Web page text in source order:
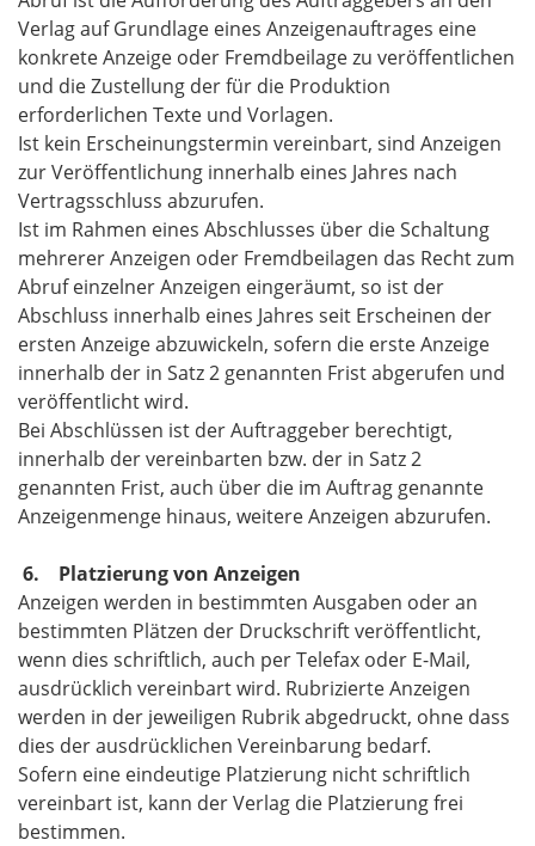
Verlag auf Grundlage eines Anzeigenauftrages eine
konkrete Anzeige oder Fremdbeilage zu veröffentlichen
und die Zustellung der für die Produktion
erforderlichen Texte und Vorlagen.
Ist kein Erscheinungstermin vereinbart, sind Anzeigen
zur Veröffentlichung innerhalb eines Jahres nach
Vertragsschluss abzurufen.
Ist im Rahmen eines Abschlusses über die Schaltung
mehrerer Anzeigen oder Fremdbeilagen das Recht zum
Abruf einzelner Anzeigen eingeräumt, so ist der
Abschluss innerhalb eines Jahres seit Erscheinen der
ersten Anzeige abzuwickeln, sofern die erste Anzeige
innerhalb der in Satz 2 genannten Frist abgerufen und
veröffentlicht wird.
Bei Abschlüssen ist der Auftraggeber berechtigt,
innerhalb der vereinbarten bzw. der in Satz 2
genannten Frist, auch über die im Auftrag genannte
Anzeigenmenge hinaus, weitere Anzeigen abzurufen.
6. Platzierung von Anzeigen
Anzeigen werden in bestimmten Ausgaben oder an
bestimmten Plätzen der Druckschrift veröffentlicht,
wenn dies schriftlich, auch per Telefax oder E-Mail,
ausdrücklich vereinbart wird. Rubrizierte Anzeigen
werden in der jeweiligen Rubrik abgedruckt, ohne dass
dies der ausdrücklichen Vereinbarung bedarf.
Sofern eine eindeutige Platzierung nicht schriftlich
vereinbart ist, kann der Verlag die Platzierung frei
bestimmen.